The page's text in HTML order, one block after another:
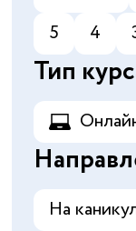
5
4
Тип
На